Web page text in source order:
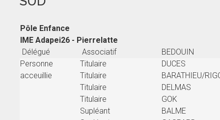
Pôle Enfance
IME Adapei26 - Pierrelatte
Délégué
Associatif
BEDOUIN
Personne
Titulaire
DUCES
acceuillie
Titulaire
BARATHIEU/
Titulaire
DELMAS
Titulaire
GOK
Supléant
BALME